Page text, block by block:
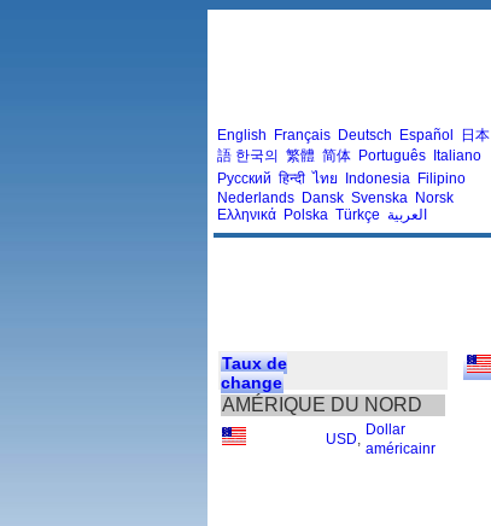
English Français Deutsch Español
日本
語 한국의 繁體 简体 Português Italiano
Русский हिन्दी ไทย Indonesia Filipino
Nederlands Dansk Svenska Norsk
Ελληνικά Polska Türkçe العربية
Taux de
change
AMÉRIQUE DU NORD
USD
Dollar
américainr